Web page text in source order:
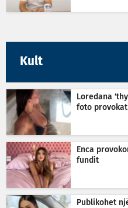
Kult
Loredana
foto
Enca
fundit
Publikohet